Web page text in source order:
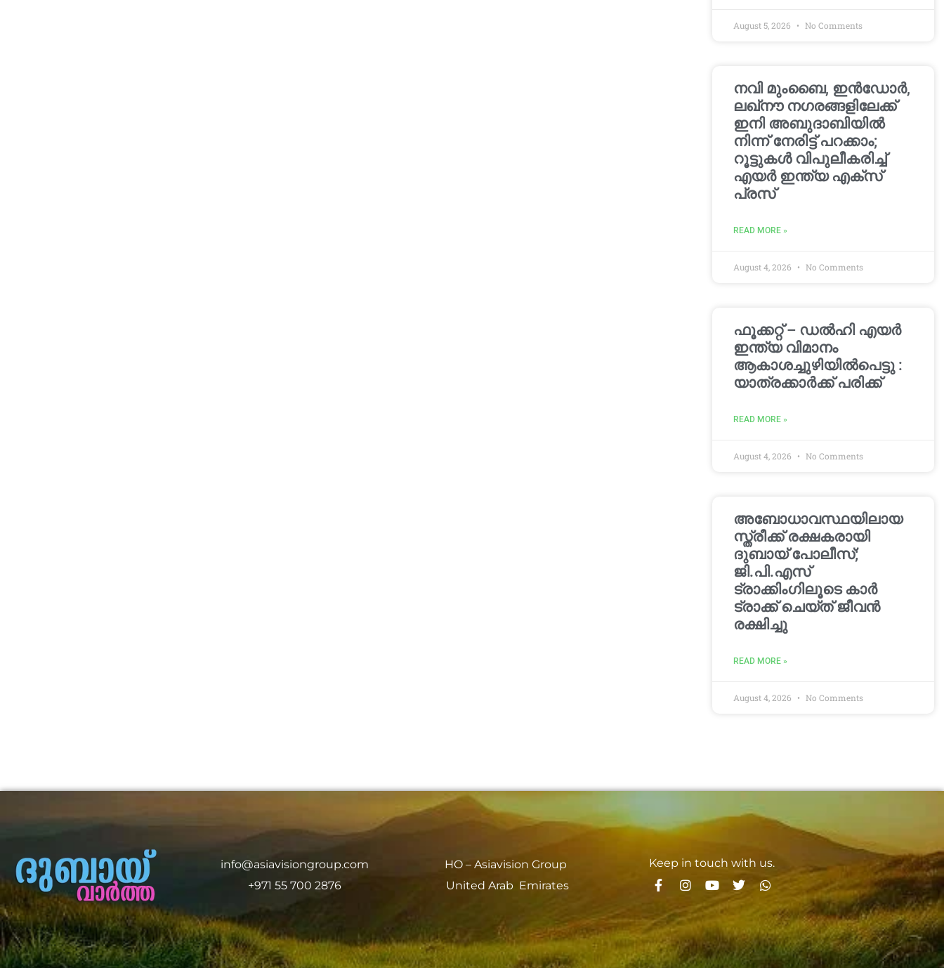
August 5, 2026 No Comments
നവി മുംബൈ, ഇൻഡോർ,
ലഖ്നൗ നഗരങ്ങളിലേക്ക്
ഇനി അബുദാബിയിൽ
നിന്ന് നേരിട്ട് പറക്കാം;
റൂട്ടുകൾ വിപുലീകരിച്ച്
എയർ ഇന്ത്യ എക്സ്
പ്രസ്
READ MORE »
August 4, 2026 No Comments
ഫൂക്കറ്റ് – ഡൽഹി എയര്‍
ഇന്ത്യ വിമാനം
ആകാശച്ചുഴിയില്‍പെട്ടു :
യാത്രക്കാര്‍ക്ക് പരിക്ക്
READ MORE »
August 4, 2026 No Comments
അബോധാവസ്ഥയിലായ
സ്ത്രീക്ക് രക്ഷകരായി
ദുബായ് പോലീസ്;
ജി.പി.എസ്
ട്രാക്കിംഗിലൂടെ കാർ
ട്രാക്ക് ചെയ്ത് ജീവൻ
രക്ഷിച്ചു
READ MORE »
August 4, 2026 No Comments
info@asiavisiongroup.com
+971 55 700 2876
HO – Asiavision Group
United Arab Emirates
Keep in touch with us.